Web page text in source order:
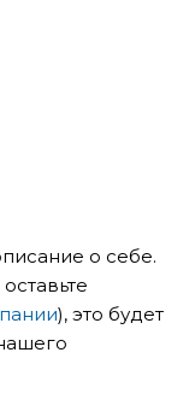
о себе.
), это будет